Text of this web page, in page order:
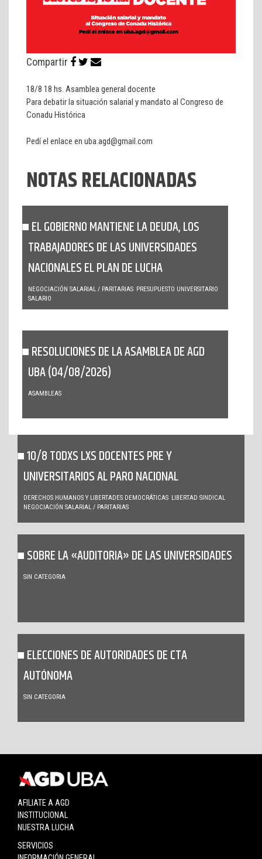
Compartir
18/8 18 hs. Asamblea general docente
Para debatir la situación salarial y mandato al Congreso de
Conadu Histórica
Pedí el enlace en uba.agd@gmail.com
NOTAS RELACIONADAS
EL GOBIERNO MANTIENE LA DEUDA, LOS
TRABAJADORES DE LAS UNIVERSIDADES
NACIONALES EL PLAN DE LUCHA
NEGOCIACIÓN SALARIAL / PARITARIAS PRESUPUESTO UNIVERSITARIO
SALARIO
RESOLUCIONES DE LA ASAMBLEA DE AGD
UBA (04/08/2026)
ASAMBLEAS
10/8 TODXS LXS DOCENTES PRE Y
UNIVERSITARIOS AL PARO NACIONAL
DERECHOS HUMANOS Y LIBERTADES DEMOCRÁTICAS LIBERTAD SINDICAL
NEGOCIACIÓN SALARIAL / PARITARIAS
SOBRE LA «AUDITORIA» DE LAS UNIVERSIDADES
SIN CATEGORIA
ELECCIONES DE AUTORIDADES DE CTA
AUTÓNOMA
SIN CATEGORIA
AFILIATE A AGD
INSTITUCIONAL
NUESTRA LUCHA
SERVICIOS